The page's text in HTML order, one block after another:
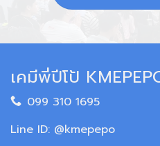
เคมีพี่ปีโป้
099 310 1695
Line ID: @kmepepo